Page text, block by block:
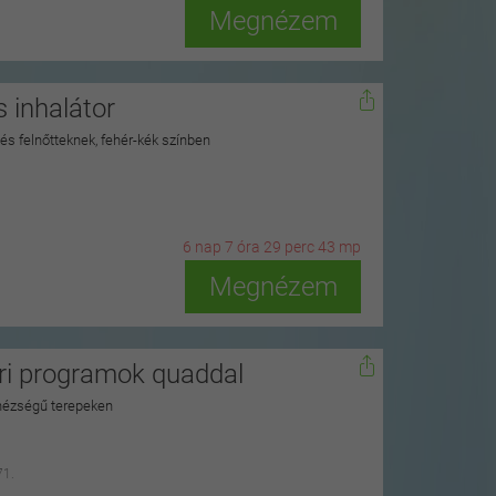
Megnézem
inhalátor
felnőtteknek, fehér-kék színben
6 nap 7 óra 29 perc41 mp
Megnézem
programok quaddal
terepeken